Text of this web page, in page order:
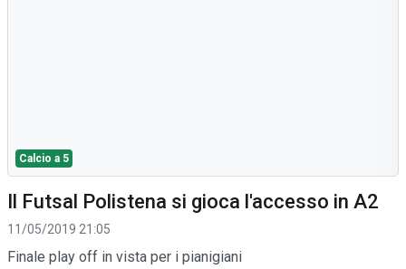
Calcio a 5
Il Futsal Polistena si gioca l'accesso in A2
11/05/2019 21:05
Finale play off in vista per i pianigiani